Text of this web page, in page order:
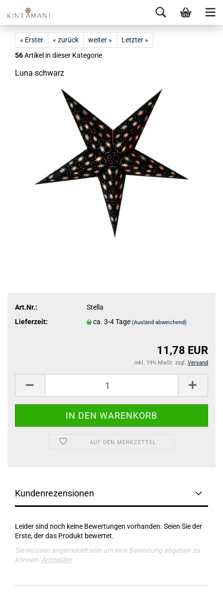
« Erster « zurück weiter »
Letzter »
56Artikel in dieser Kategorie
Luna schwarz
Art.Nr.:
Stella
Lieferzeit:
ca. 3-4 Tage(Ausland abweichend)
11,78 EUR
inkl. 19% MwSt. zzgl. Versand
AUF DEN MERKZETTEL
Kundenrezensionen
Leider sind noch keine Bewertungen vorhanden. Seien Sie der
Erste, der das Produkt bewertet.
Sie müssen angemeldet sein um eine Bewertung abgeben zu
können. Anmelden